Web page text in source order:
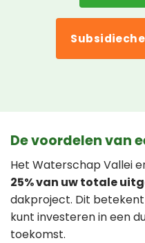
De voordelen van
Het Waterschap Vallei
25% van uw totale
dakproject. Dit
kunt investeren in een
toekomst.